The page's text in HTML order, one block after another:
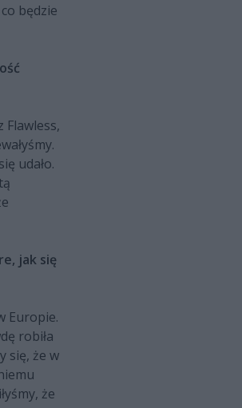
będzie
Flawless,
udało.
jak się
Europie.
robiła
się, że w
że